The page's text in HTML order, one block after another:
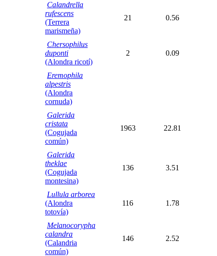
Calandrella
rufescens
(Terrera
marismeña)
21 0.56
Chersophilus
duponti
(Alondra ricotí)
2 0.09
Eremophila
alpestris
(Alondra
cornuda)
Galerida
cristata
(Cogujada
común)
1963 22.81
Galerida
theklae
(Cogujada
montesina)
136 3.51
Lullula arborea
(Alondra
totovía)
116 1.78
Melanocorypha
calandra
(Calandria
común)
146 2.52